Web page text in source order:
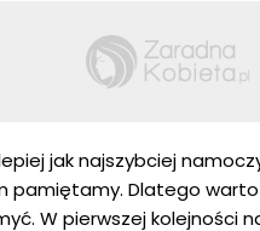
jak najszybciej
pamiętamy. Dlatego
W pierwszej kolejności